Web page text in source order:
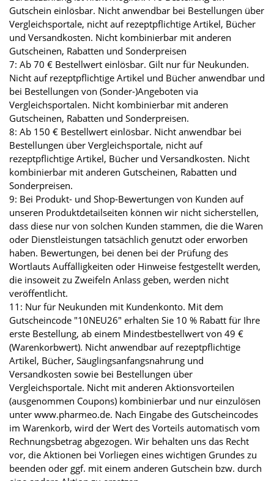
Gutschein einlösbar. Nicht anwendbar bei Bestellungen über
Vergleichsportale, nicht auf rezeptpflichtige Artikel, Bücher
und Versandkosten. Nicht kombinierbar mit anderen
Gutscheinen, Rabatten und Sonderpreisen
7: Ab 70 € Bestellwert einlösbar. Gilt nur für Neukunden.
Nicht auf rezeptpflichtige Artikel und Bücher anwendbar und
bei Bestellungen von (Sonder-)Angeboten via
Vergleichsportalen. Nicht kombinierbar mit anderen
Gutscheinen, Rabatten und Sonderpreisen.
8: Ab 150 € Bestellwert einlösbar. Nicht anwendbar bei
Bestellungen über Vergleichsportale, nicht auf
rezeptpflichtige Artikel, Bücher und Versandkosten. Nicht
kombinierbar mit anderen Gutscheinen, Rabatten und
Sonderpreisen.
9: Bei Produkt- und Shop-Bewertungen von Kunden auf
unseren Produktdetailseiten können wir nicht sicherstellen,
dass diese nur von solchen Kunden stammen, die die Waren
oder Dienstleistungen tatsächlich genutzt oder erworben
haben. Bewertungen, bei denen bei der Prüfung des
Wortlauts Auffälligkeiten oder Hinweise festgestellt werden,
die insoweit zu Zweifeln Anlass geben, werden nicht
veröffentlicht.
11: Nur für Neukunden mit Kundenkonto. Mit dem
Gutscheincode "10NEU26" erhalten Sie 10 % Rabatt für Ihre
erste Bestellung, ab einem Mindestbestellwert von 49 €
(Warenkorbwert). Nicht anwendbar auf rezeptpflichtige
Artikel, Bücher, Säuglingsanfangsnahrung und
Versandkosten sowie bei Bestellungen über
Vergleichsportale. Nicht mit anderen Aktionsvorteilen
(ausgenommen Coupons) kombinierbar und nur einzulösen
unter www.pharmeo.de. Nach Eingabe des Gutscheincodes
im Warenkorb, wird der Wert des Vorteils automatisch vom
Rechnungsbetrag abgezogen. Wir behalten uns das Recht
vor, die Aktionen bei Vorliegen eines wichtigen Grundes zu
beenden oder ggf. mit einem anderen Gutschein bzw. durch